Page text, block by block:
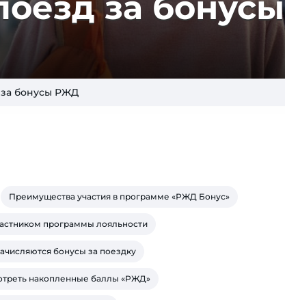
за бонусы РЖД
Преимущества участия в программе «РЖД Бонус»
программы лояльности
бонусы за поездку
накопленные баллы «РЖД»